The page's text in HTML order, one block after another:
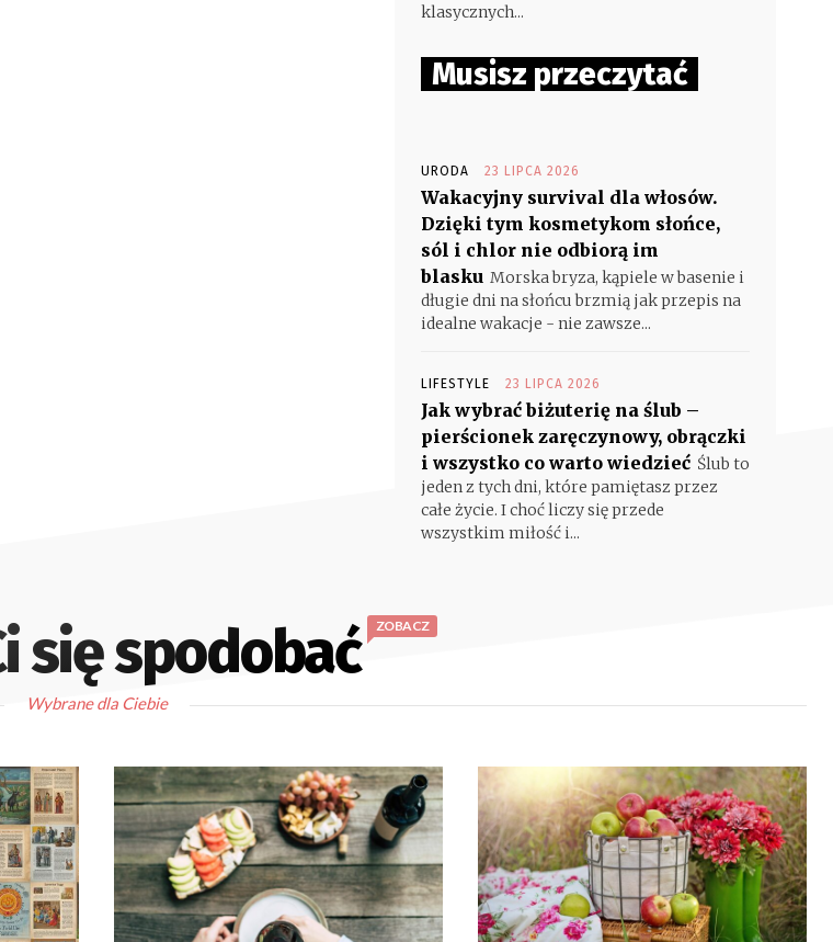
klasycznych...
Musisz przeczytać
URODA 23 LIPCA 2026
Wakacyjny survival dla włosów.
Dzięki tym kosmetykom słońce,
sól i chlor nie odbiorą im
blasku Morska bryza, kąpiele w basenie i
długie dni na słońcu brzmią jak przepis na
idealne wakacje - nie zawsze...
LIFESTYLE 23 LIPCA 2026
Jak wybrać biżuterię na ślub –
pierścionek zaręczynowy, obrączki
i wszystko co warto wiedzieć Ślub to
jeden z tych dni, które pamiętasz przez
całe życie. I choć liczy się przede
wszystkim miłość i...
się spodobać ZOBACZ
Wybrane dla Ciebie